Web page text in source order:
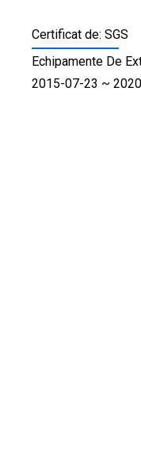
Certificat de: SGS
Echipamente De
2015-07-23 ~